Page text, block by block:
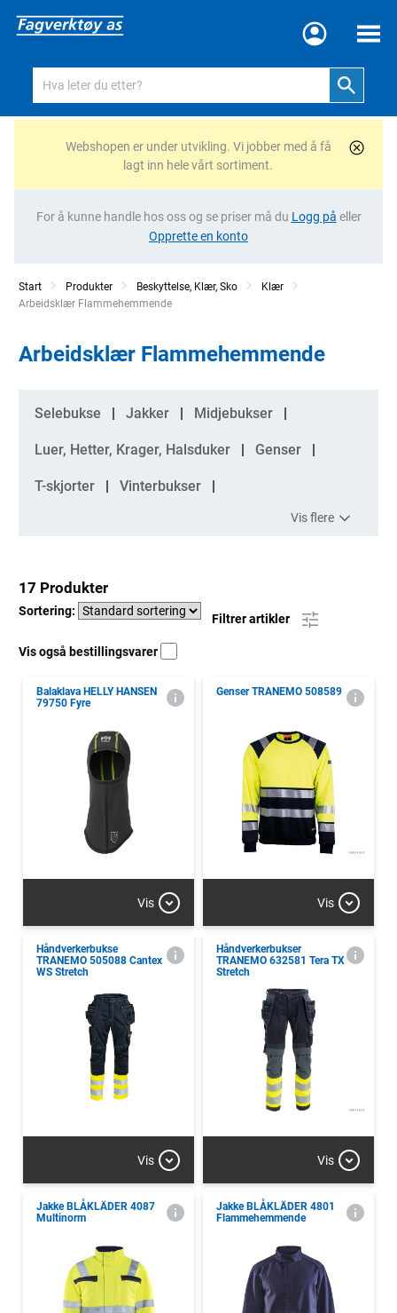
Meny
Webshopen er under utvikling. Vi jobber med å få
lagt inn hele vårt sortiment.
For å kunne handle hos oss og se priser må du Logg på eller
Opprette en konto
Start Produkter Beskyttelse, Klær, Sko
Klær
Current:
Arbeidsklær Flammehemmende
Arbeidsklær Flammehemmende
Kategorier
Selebukse Jakker Midjebukser
Luer, Hetter, Krager, Halsduker Genser
T-skjorter Vinterbukser
Vis flere
17 Produkter
Sortering:
Filtrer artikler
Vis også bestillingsvarer
Balaklava HELLY HANSEN
79750 Fyre
Vis
Genser TRANEMO 508589
Vis
Håndverkerbukse
TRANEMO 505088 Cantex
WS Stretch
Vis
Håndverkerbukser
TRANEMO 632581 Tera TX
Stretch
Vis
Jakke BLÅKLÄDER 4087
Multinorm
Jakke BLÅKLÄDER 4801
Flammehemmende